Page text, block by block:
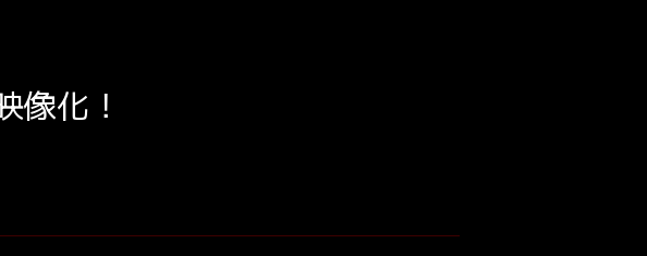
像化！